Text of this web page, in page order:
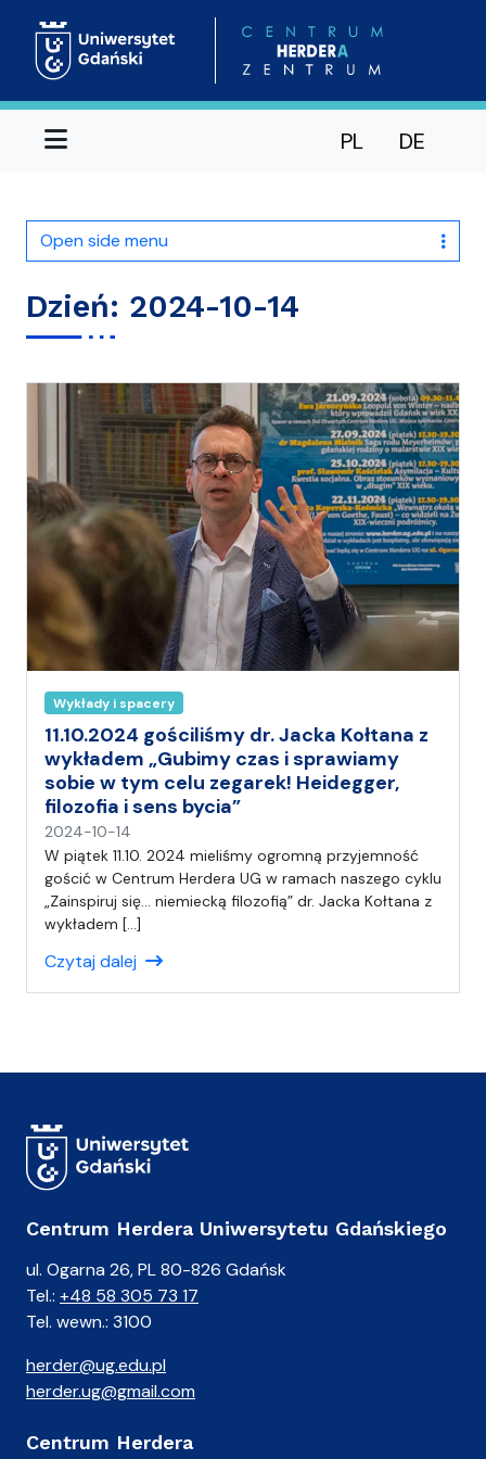
Menu PL DE
Open side menu
Dzień: 2024-10-14
Wykłady i spacery
11.10.2024 gościliśmy dr. Jacka Kołtana z
wykładem „Gubimy czas i sprawiamy
sobie w tym celu zegarek! Heidegger,
filozofia i sens bycia”
2024-10-14
a
p
i
s
ł
(
W piątek 11.10. 2024 mieliśmy ogromną przyjemność
gościć w Centrum Herdera UG w ramach naszego cyklu
„Zainspiruj się… niemiecką filozofią” dr. Jacka Kołtana z
wykładem […]
Czytaj dalej
Centrum Herdera Uniwersytetu Gdańskiego
ul. Ogarna 26, PL 80-826 Gdańsk
Tel.: +48 58 305 73 17
Tel. wewn.: 3100
herder@ug.edu.pl
herder.ug@gmail.com
Centrum Herdera